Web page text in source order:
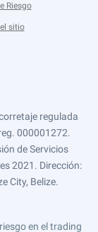
Riesgo
sitio
regulada
000001272.
de Servicios
2021. Dirección:
City, Belize.
en el trading